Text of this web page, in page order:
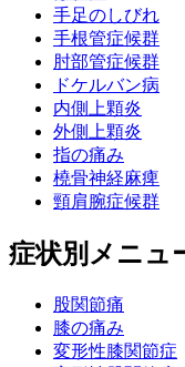
手足のしびれ
手根管症候群
肘部管症候群
ドケルバン病
内側上顆炎
外側上顆炎
指の痛み
橈骨神経麻痺
頸肩腕症候群
症状別メニュ
股関節痛
膝の痛み
変形性膝関節症